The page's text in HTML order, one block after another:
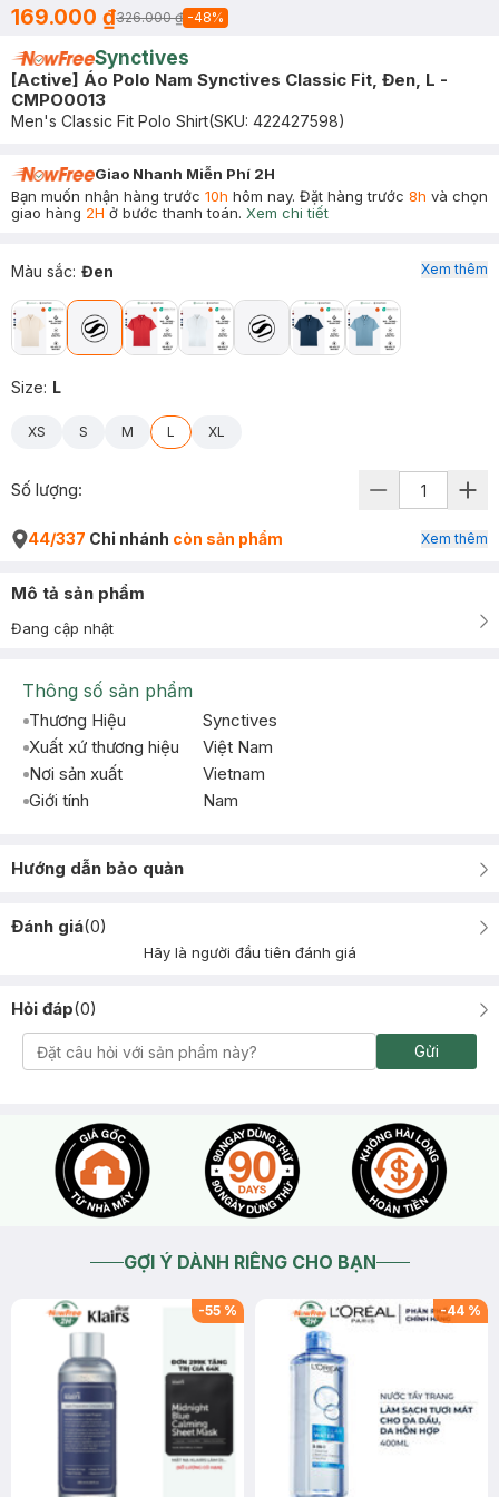
169.000 ₫326.000 ₫ -48%
Synctives
[Active] Áo Polo Nam Synctives Classic Fit, Đen, L -
CMPO0013
Men's Classic Fit Polo Shirt(SKU: 422427598)
Giao Nhanh Miễn Phí 2H
Bạn muốn nhận hàng trước 10h hôm nay. Đặt hàng trước 8h và chọn
giao hàng 2H ở bước thanh toán. Xem chi tiết
Màu sắc: Đen
Size: L
XS S M L XL
Xem thêm
Số lượng:
44/337 Chi nhánh còn sản phẩm Xem thêm
Mô tả sản phẩm
Đang cập nhật
Thông số sản phẩm
Thương Hiệu
Synctives
Xuất xứ thương hiệu
Việt Nam
Nơi sản xuất
Vietnam
Giới tính
Nam
Hướng dẫn bảo quản
Đánh giá(0)
Hãy là người đầu tiên đánh giá
Hỏi đáp(0)
Gửi
GỢI Ý DÀNH RIÊNG CHO BẠN
-55 % -44 %